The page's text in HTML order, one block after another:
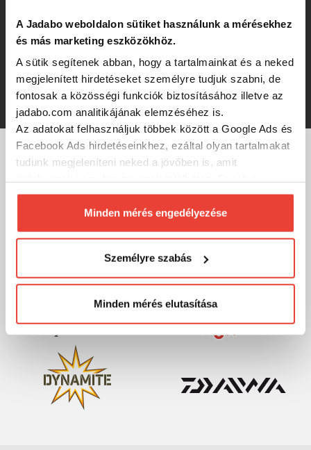
A Jadabo weboldalon sütiket használunk a mérésekhez
és más marketing eszközökhöz.
A sütik segítenek abban, hogy a tartalmainkat és a neked
megjelenített hirdetéseket személyre tudjuk szabni, de
fontosak a közösségi funkciók biztosításához illetve az
jadabo.com analitikájának elemzéséhez is.
Az adatokat felhasználjuk többek között a Google Ads és
Facebook Ads hirdetéseinkhez, ezáltal olyan tartalmakat
tudunk megjeleníteni neked a jövőben is, amit
biztosításához arra kérünk, hogy engedd meg
számunkra minden mérés használatát.
Természetesensoha semmilyen formában nem fogunk
megváltoztathatod a döntésed ezzel kapcsolatban.
Előre is köszönjük!
Minden mérés engedélyezése
Személyre szabás
Minden mérés elutasítása
Sensas Előkötött horog Crazy Bait
-17%
1 365 Ft
MÁRKÁINK